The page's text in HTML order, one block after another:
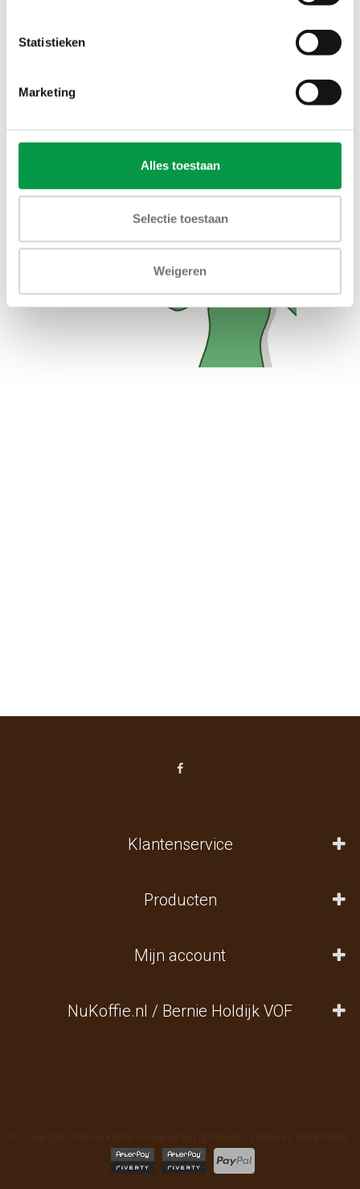
Statistieken
Marketing
Alles toestaan
Selectie toestaan
Weigeren
Klantenservice
Producten
Mijn account
NuKoffie.nl / Bernie Holdijk VOF